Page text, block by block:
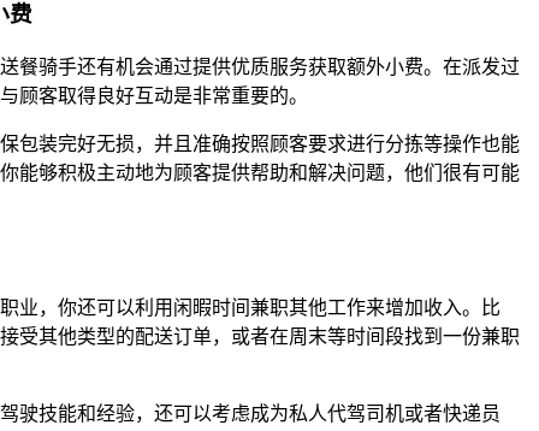
费
餐骑手还有机会通过提供优质服务获取额外小费。在派发过
顾客取得良好互动是非常重要的。
包装完好无损，并且准确按照顾客要求进行分拣等操作也能
能够积极主动地为顾客提供帮助和解决问题，他们很有可能
业，你还可以利用闲暇时间兼职其他工作来增加收入。比
受其他类型的配送订单，或者在周末等时间段找到一份兼职
驶技能和经验，还可以考虑成为私人代驾司机或者快递员